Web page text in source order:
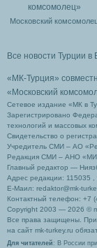
Московский
Все новости Турции
«МК-Турция»
«Московский
Сетевое издание «МК в
Зарегистрировано
технологий и массовых
Свидетельство о
Учредитель СМИ – АО
Редакция СМИ – АНО
Главный редактор —
Адрес редакции: 115035
Е-Маил: redaktor@mk-
Контактный телефон: +7
Copyright 2003 — 2026 ©
Все права защищены. При
на сайт mk-turkey.ru
Для читателей : В России